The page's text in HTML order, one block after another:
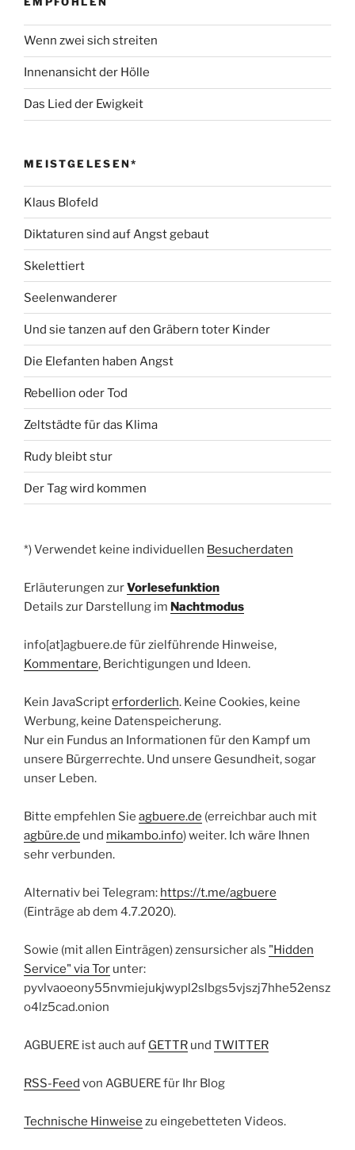
Wenn zwei sich streiten
Innenansicht der Hölle
Das Lied der Ewigkeit
MEISTGELESEN*
Klaus Blofeld
Diktaturen sind auf Angst gebaut
Skelettiert
Seelenwanderer
Und sie tanzen auf den Gräbern toter Kinder
Die Elefanten haben Angst
Rebellion oder Tod
Zeltstädte für das Klima
Rudy bleibt stur
Der Tag wird kommen
*) Verwendet keine individuellen Besucherdaten
Erläuterungen zurVorlesefunktion
Details zur Darstellung im Nachtmodus
info[at]agbuere.de für zielführende Hinweise,
Kommentare, Berichtigungen und Ideen.
Kein JavaScripterforderlich. Keine Cookies, keine
Werbung, keine Datenspeicherung.
Nur ein Fundus an Informationen für den Kampf um
unsere Bürgerrechte. Und unsere Gesundheit, sogar
unser Leben.
Bitte empfehlen Sie agbuere.de (erreichbar auch mit
agbüre.de und mikambo.info) weiter. Ich wäre Ihnen
sehr verbunden.
Alternativ bei Telegram: https://t.me/agbuere
(Einträge ab dem 4.7.2020).
Sowie (mit allen Einträgen) zensursicher als "Hidden
Service" via Tor unter:
pyvlvaoeony55nvmiejukjwypl2slbgs5vjszj7hhe52ensz
o4lz5cad.onion
AGBUERE ist auch auf GETTR und TWITTER
RSS-Feed von AGBUERE für Ihr Blog
Technische Hinweise zu eingebetteten Videos.